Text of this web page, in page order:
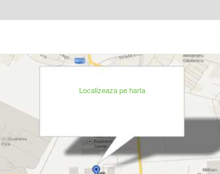
Localizeaza pe harta